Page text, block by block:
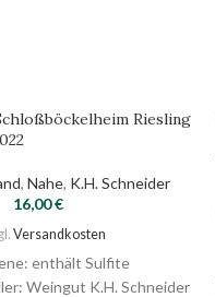
Riesling
, Nahe, K.H. Schneider
16,00€
Versandkosten
enthält Sulfite
Weingut K.H. Schneider